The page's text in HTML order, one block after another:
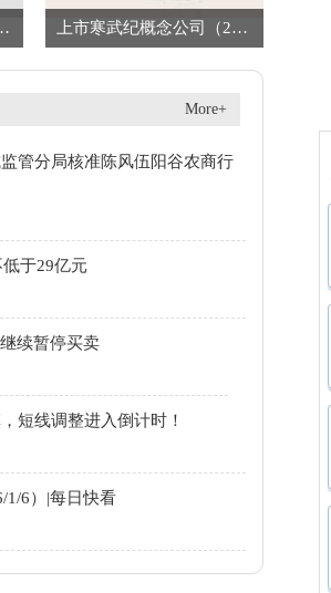
创历史新高，获超3亿元加仓_每日信息 上市寒武纪概念公司（2026/1/6）|每日快看
More+
管分局核准陈风伍阳谷农商行
于29亿元
续暂停买卖
短线调整进入倒计时！
1/6）|每日快看